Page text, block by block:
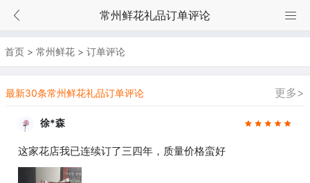
常州鲜花礼品订单评论
首页 > 常州鲜花 > 订单评论
更多>
最新30条常州鲜花礼品订单评论
徐*森
这家花店我已连续订了三四年，质量价格蛮好